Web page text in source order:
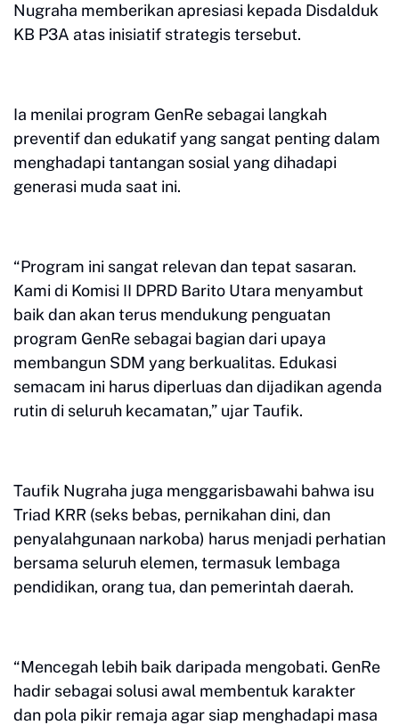
Nugraha memberikan apresiasi kepada Disdalduk
KB P3A atas inisiatif strategis tersebut.
Ia menilai program GenRe sebagai langkah
preventif dan edukatif yang sangat penting dalam
menghadapi tantangan sosial yang dihadapi
generasi muda saat ini.
“Program ini sangat relevan dan tepat sasaran.
Kami di Komisi II DPRD Barito Utara menyambut
baik dan akan terus mendukung penguatan
program GenRe sebagai bagian dari upaya
membangun SDM yang berkualitas. Edukasi
semacam ini harus diperluas dan dijadikan agenda
rutin di seluruh kecamatan,” ujar Taufik.
Taufik Nugraha juga menggarisbawahi bahwa isu
Triad KRR (seks bebas, pernikahan dini, dan
penyalahgunaan narkoba) harus menjadi perhatian
bersama seluruh elemen, termasuk lembaga
pendidikan, orang tua, dan pemerintah daerah.
“Mencegah lebih baik daripada mengobati. GenRe
hadir sebagai solusi awal membentuk karakter
dan pola pikir remaja agar siap menghadapi masa